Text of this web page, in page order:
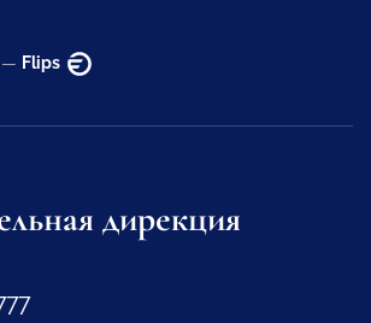
— Flips
дирекция